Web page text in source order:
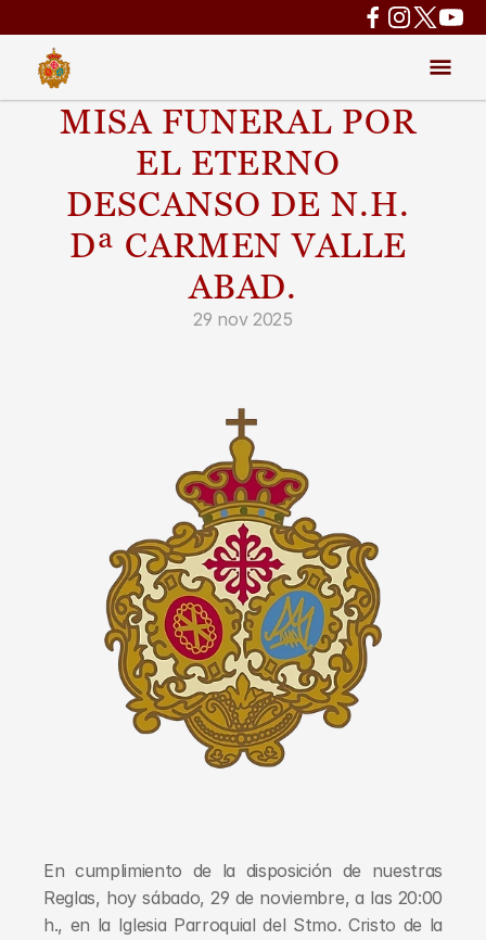
MISA FUNERAL POR
EL ETERNO
DESCANSO DE N.H.
Dª CARMEN VALLE
ABAD.
29 nov 2025
En cumplimiento de la disposición de nuestras
Reglas, hoy sábado, 29 de noviembre, a las 20:00
h., en la Iglesia Parroquial del Stmo. Cristo de la